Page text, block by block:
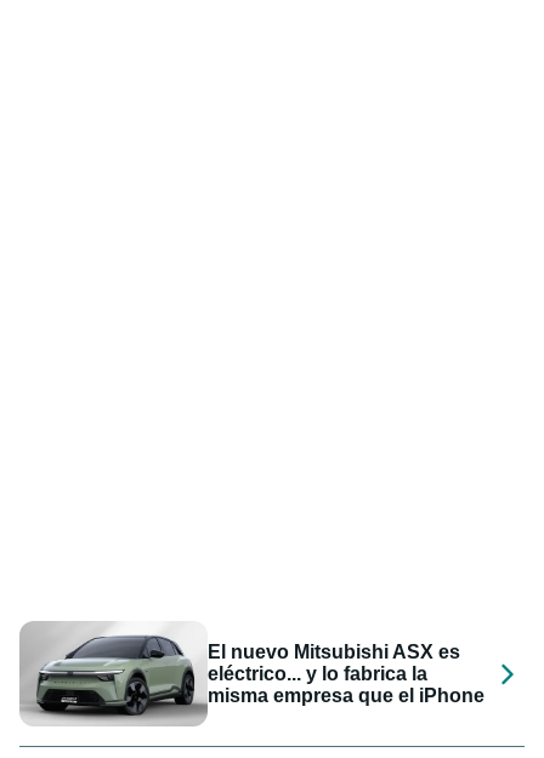
El nuevo Mitsubishi ASX es
eléctrico... y lo fabrica la
misma empresa que el iPhone